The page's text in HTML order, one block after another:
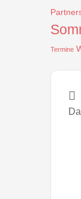
Termine